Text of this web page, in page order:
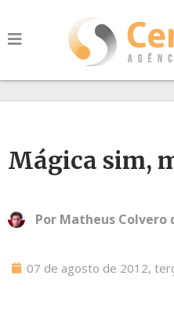
Mágica sim,
Por Matheus Colvero
07 de agosto de 2012,